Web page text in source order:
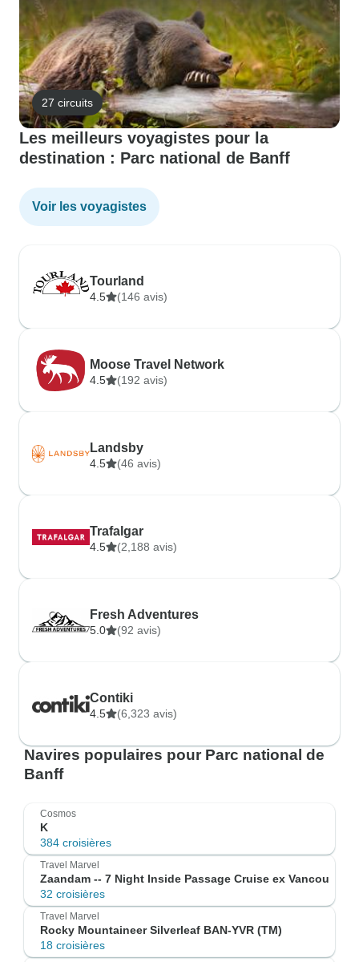
27 circuits
Les meilleurs voyagistes pour la
destination : Parc national de Banff
Voir les voyagistes
Tourland
4.5 (146 avis)
Moose Travel Network
4.5 (192 avis)
Landsby
4.5 (46 avis)
Trafalgar
4.5 (2,188 avis)
Fresh Adventures
5.0 (92 avis)
Contiki
4.5 (6,323 avis)
Navires populaires pour Parc national de
Banff
Cosmos
K
384 croisières
Travel Marvel
Zaandam -- 7 Night Inside Passage Cruise ex Vancou
32 croisières
Travel Marvel
Rocky Mountaineer Silverleaf BAN-YVR (TM)
18 croisières